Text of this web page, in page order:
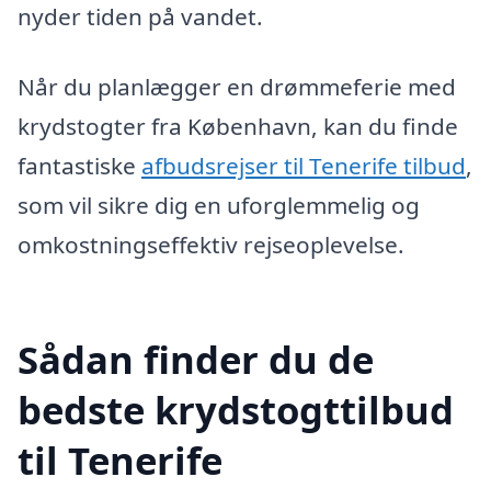
nyder tiden på vandet.
Når du planlægger en drømmeferie med
krydstogter fra København, kan du finde
fantastiske afbudsrejser til Tenerife tilbud,
som vil sikre dig en uforglemmelig og
omkostningseffektiv rejseoplevelse.
Sådan finder du de
bedste krydstogttilbud
til Tenerife